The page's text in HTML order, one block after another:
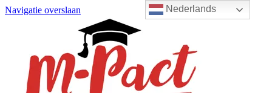
Nederlands
Navigatie overslaan